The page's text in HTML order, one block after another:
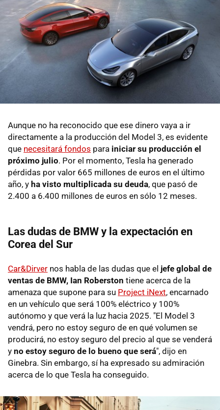
Aunque no ha reconocido que ese dinero vaya a ir
directamente a la producción del Model 3, es evidente
que necesitará fondos para iniciar su producción el
próximo julio. Por el momento, Tesla ha generado
pérdidas por valor 665 millones de euros en el último
año, y ha visto multiplicada su deuda, que pasó de
2.400 a 6.400 millones de euros en sólo 12 meses.
Las dudas de BMW y la expectación en
Corea del Sur
Car&Dirver nos habla de las dudas que el jefe global de
ventas de BMW, Ian Roberston tiene acerca de la
amenaza que supone para su Project iNext, encarnado
en un vehículo que será 100% eléctrico y 100%
autónomo y que verá la luz hacia 2025. "El Model 3
vendrá, pero no estoy seguro de en qué volumen se
producirá, no estoy seguro del precio al que se venderá
y no estoy seguro de lo bueno que será", dijo en
Ginebra. Sin embargo, sí ha expresado su admiración
acerca de lo que Tesla ha conseguido.